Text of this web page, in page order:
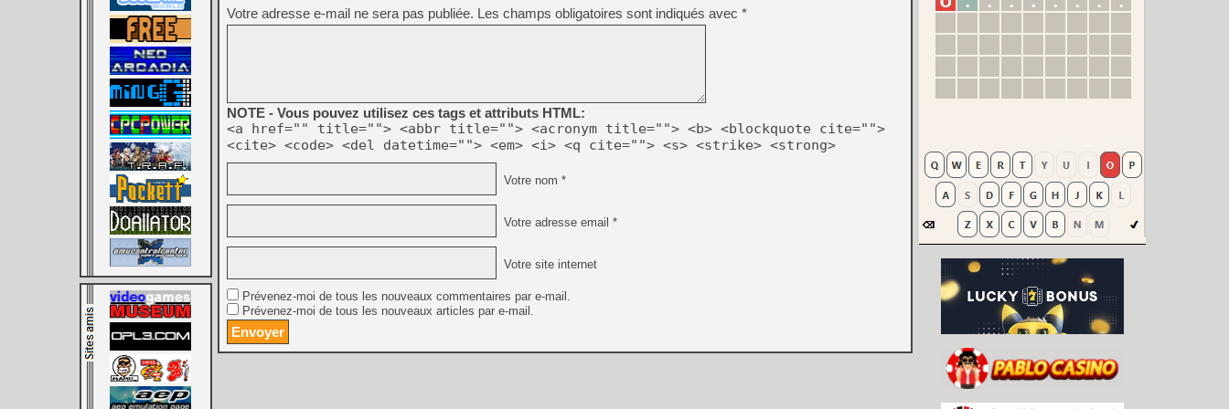
Votre adresse e-mail ne sera pas publiée. Les champs obligatoires sont indiqués avec *
NOTE - Vous pouvez utilisez ces tags et attributs HTML:
<a href="" title=""> <abbr title=""> <acronym title=""> <b> <blockquote cite="">
<cite> <code> <del datetime=""> <em> <i> <q cite=""> <s> <strike> <strong>
Votre nom *
Votre adresse email *
Votre site internet
Prévenez-moi de tous les nouveaux commentaires par e-mail.
Prévenez-moi de tous les nouveaux articles par e-mail.